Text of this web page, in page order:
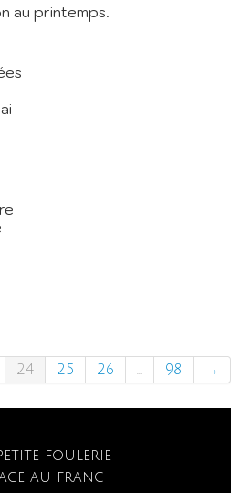
au printemps.
24 25 26 ... 98 →
foulerie
au franc